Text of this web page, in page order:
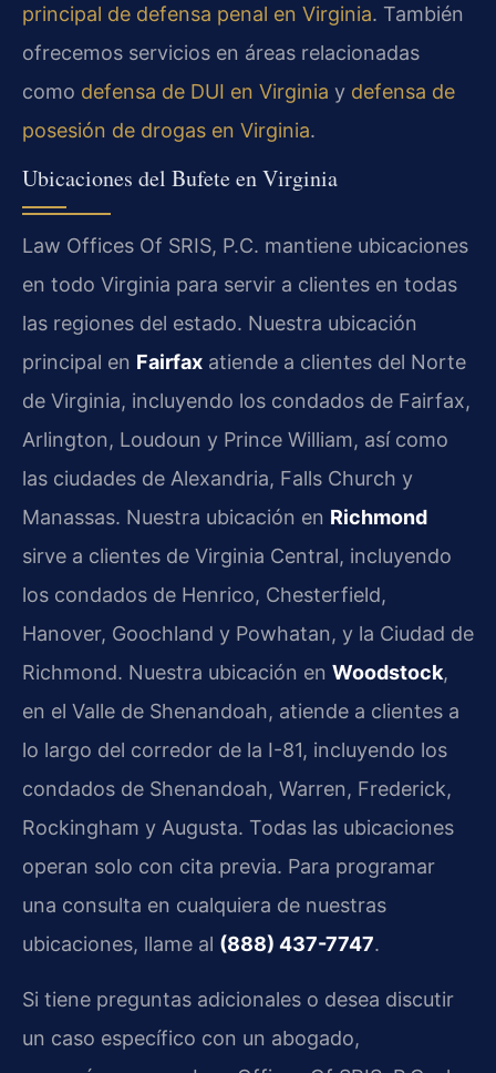
principal de defensa penal en Virginia. También
ofrecemos servicios en áreas relacionadas
como defensa de DUI en Virginia y defensa de
posesión de drogas en Virginia.
Ubicaciones del Bufete en Virginia
Law Offices Of SRIS, P.C. mantiene ubicaciones
en todo Virginia para servir a clientes en todas
las regiones del estado. Nuestra ubicación
principal en Fairfax atiende a clientes del Norte
de Virginia, incluyendo los condados de Fairfax,
Arlington, Loudoun y Prince William, así como
las ciudades de Alexandria, Falls Church y
Manassas. Nuestra ubicación en Richmond
sirve a clientes de Virginia Central, incluyendo
los condados de Henrico, Chesterfield,
Hanover, Goochland y Powhatan, y la Ciudad de
Richmond. Nuestra ubicación en Woodstock,
en el Valle de Shenandoah, atiende a clientes a
lo largo del corredor de la I-81, incluyendo los
condados de Shenandoah, Warren, Frederick,
Rockingham y Augusta. Todas las ubicaciones
operan solo con cita previa. Para programar
una consulta en cualquiera de nuestras
ubicaciones, llame al (888) 437-7747.
Si tiene preguntas adicionales o desea discutir
un caso específico con un abogado,